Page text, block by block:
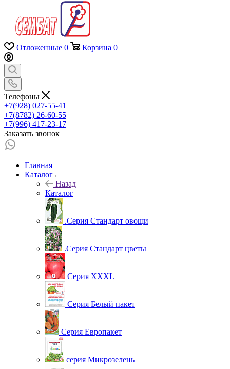
Отложенные 0 Корзина 0
Телефоны
+7(928) 027-55-41
+7(8782) 26-60-55
+7(996) 417-23-17
Заказать звонок
Главная
Каталог
Назад
Каталог
.Серия Стандарт овощи
.Серия Стандарт цветы
Серия XXXL
Серия Белый пакет
Серия Европакет
серия Микрозелень